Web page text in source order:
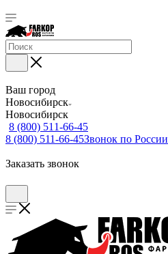
Ваш город
Новосибирск
Новосибирск
8 (800) 511-66-45
8 (800) 511-66-45Звонок по России
Заказать звонок